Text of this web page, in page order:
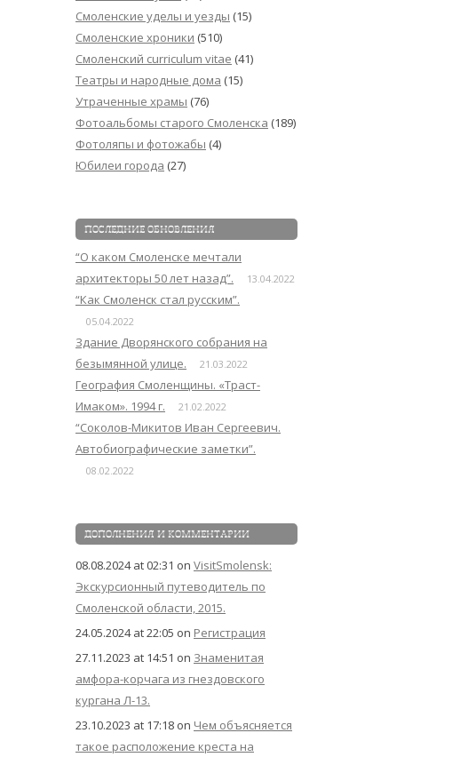
Смоленские уделы и уезды (15)
Смоленские хроники (510)
Смоленский сurriculum vitae (41)
Театры и народные дома (15)
Утраченные храмы (76)
Фотоальбомы старого Смоленска (189)
Фотоляпы и фотожабы (4)
Юбилеи города (27)
ПОСЛЕДНИЕ ОБНОВЛЕНИЯ
“О каком Смоленске мечтали
архитекторы 50 лет назад”.
13.04.2022
“Как Смоленск стал русским”.
05.04.2022
Здание Дворянского собрания на
безымянной улице.
21.03.2022
География Смоленщины. «Траст-
Имаком». 1994 г.
21.02.2022
“Соколов-Микитов Иван Сергеевич.
Автобиографические заметки”.
08.02.2022
ДОПОЛНЕНИЯ И КОММЕНТАРИИ
08.08.2024 at 02:31 on VisitSmolensk:
Экскурсионный путеводитель по
Смоленской области, 2015.
24.05.2024 at 22:05 on Регистрация
27.11.2023 at 14:51 on Знаменитая
амфора-корчага из гнездовского
кургана Л-13.
23.10.2023 at 17:18 on Чем объясняется
такое расположение креста на